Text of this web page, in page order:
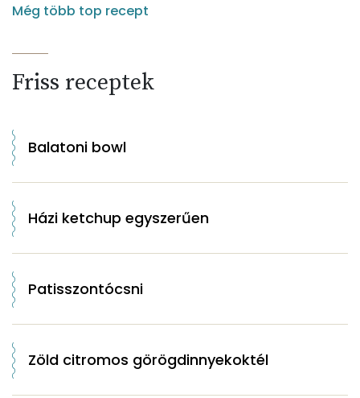
Még több top recept
Friss receptek
Balatoni bowl
Házi ketchup egyszerűen
Patisszontócsni
Zöld citromos görögdinnyekoktél